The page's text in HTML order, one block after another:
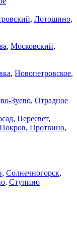
, Лотошино,
, Московский,
, Новопетровское,
Зуево, Отрадное
, Пересвет,
Покров, Протвино,
, Солнечногорск,
, Ступино